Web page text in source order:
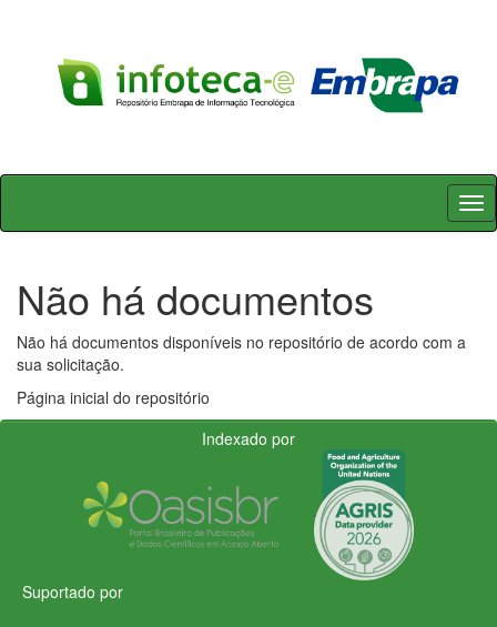
Skip
Não há documentos
Não há documentos disponíveis no repositório de acordo com a
sua solicitação.
Página inicial do repositório
Indexado por
Suportado por